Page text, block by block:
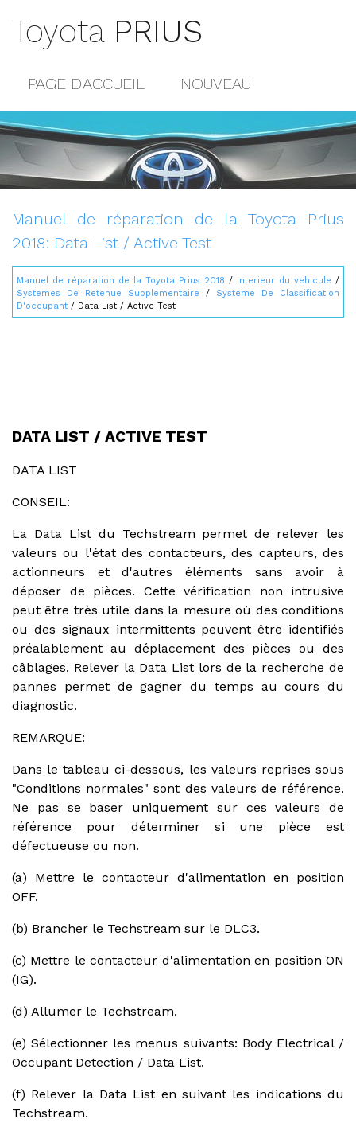
Toyota PRIUS
PAGE D'ACCUEIL NOUVEAU
POPULAIRE
CONTACTS
Manuel de réparation de la Toyota Prius
2018: Data List / Active Test
Manuel de réparation de la Toyota Prius 2018 / Interieur du vehicule /
Systemes De Retenue Supplementaire / Systeme De Classification
D'occupant / Data List / Active Test
DATA LIST / ACTIVE TEST
DATA LIST
CONSEIL:
La Data List du Techstream permet de relever les
valeurs ou l'état des contacteurs, des capteurs, des
actionneurs et d'autres éléments sans avoir à
déposer de pièces. Cette vérification non intrusive
peut être très utile dans la mesure où des conditions
ou des signaux intermittents peuvent être identifiés
préalablement au déplacement des pièces ou des
câblages. Relever la Data List lors de la recherche de
pannes permet de gagner du temps au cours du
diagnostic.
REMARQUE:
Dans le tableau ci-dessous, les valeurs reprises sous
"Conditions normales" sont des valeurs de référence.
Ne pas se baser uniquement sur ces valeurs de
référence pour déterminer si une pièce est
défectueuse ou non.
(a) Mettre le contacteur d'alimentation en position
OFF.
(b) Brancher le Techstream sur le DLC3.
(c) Mettre le contacteur d'alimentation en position ON
(IG).
(d) Allumer le Techstream.
(e) Sélectionner les menus suivants: Body Electrical /
Occupant Detection / Data List.
(f) Relever la Data List en suivant les indications du
Techstream.